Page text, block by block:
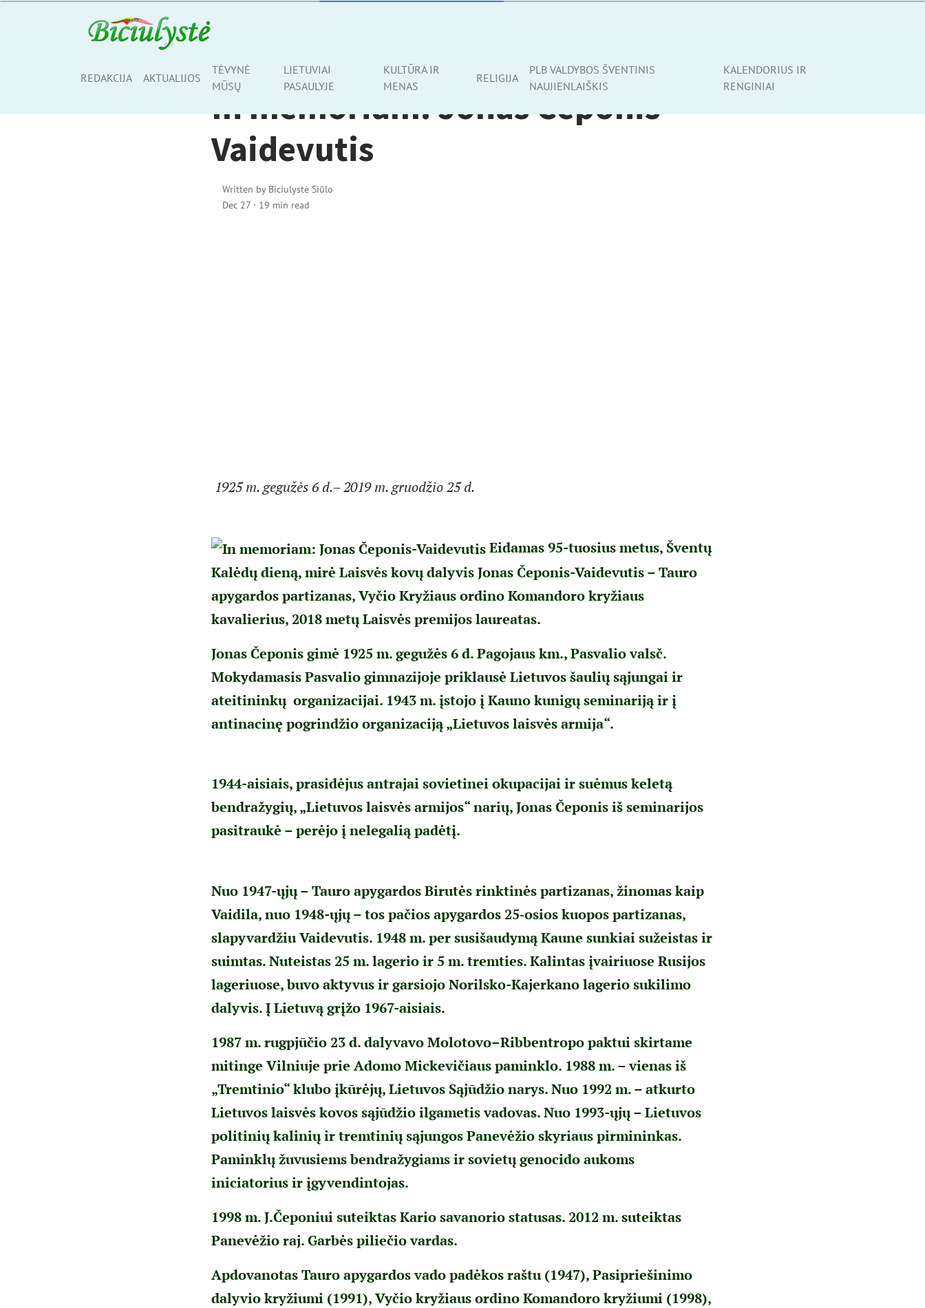
REDAKCIJA AKTUALIJOS
TĖVYNĖ
MŪSŲ
LIETUVIAI
PASAULYJE
KULTŪRA IR
MENAS
RELIGIJA
PLB VALDYBOS ŠVENTINIS
NAUJIENLAIŠKIS
KALENDORIUS IR
RENGINIAI
TĖVYNĖ MŪSŲ
In memoriam: Jonas Čeponis-
Vaidevutis
Written by Biciulystė Siūlo
Dec 27 · 19 min read
1925 m. gegužės 6 d.– 2019 m. gruodžio 25 d.
Eidamas 95-tuosius metus, Šventų
Kalėdų dieną, mirė Laisvės kovų dalyvis Jonas Čeponis-Vaidevutis – Tauro
apygardos partizanas, Vyčio Kryžiaus ordino Komandoro kryžiaus
kavalierius, 2018 metų Laisvės premijos laureatas.
Jonas Čeponis gimė 1925 m. gegužės 6 d. Pagojaus km., Pasvalio valsč.
Mokydamasis Pasvalio gimnazijoje priklausė Lietuvos šaulių sąjungai ir
ateitininkų organizacijai. 1943 m. įstojo į Kauno kunigų seminariją ir į
antinacinę pogrindžio organizaciją „Lietuvos laisvės armija“.
1944-aisiais, prasidėjus antrajai sovietinei okupacijai ir suėmus keletą
bendražygių, „Lietuvos laisvės armijos“ narių, Jonas Čeponis iš seminarijos
pasitraukė – perėjo į nelegalią padėtį.
Nuo 1947-ųjų – Tauro apygardos Birutės rinktinės partizanas, žinomas kaip
Vaidila, nuo 1948-ųjų – tos pačios apygardos 25‑osios kuopos partizanas,
slapyvardžiu Vaidevutis. 1948 m. per susišaudymą Kaune sunkiai sužeistas ir
suimtas. Nuteistas 25 m. lagerio ir 5 m. tremties. Kalintas įvairiuose Rusijos
lageriuose, buvo aktyvus ir garsiojo Norilsko-Kajerkano lagerio sukilimo
dalyvis. Į Lietuvą grįžo 1967-aisiais.
1987 m. rugpjūčio 23 d. dalyvavo Molotovo–Ribbentropo paktui skirtame
mitinge Vilniuje prie Adomo Mickevičiaus paminklo. 1988 m. – vienas iš
„Tremtinio“ klubo įkūrėjų, Lietuvos Sąjūdžio narys. Nuo 1992 m. – atkurto
Lietuvos laisvės kovos sąjūdžio ilgametis vadovas. Nuo 1993-ųjų – Lietuvos
politinių kalinių ir tremtinių sąjungos Panevėžio skyriaus pirmininkas.
Paminklų žuvusiems bendražygiams ir sovietų genocido aukoms
iniciatorius ir įgyvendintojas.
1998 m. J.Čeponiui suteiktas Kario savanorio statusas. 2012 m. suteiktas
Panevėžio raj. Garbės piliečio vardas.
Apdovanotas Tauro apygardos vado padėkos raštu (1947), Pasipriešinimo
dalyvio kryžiumi (1991), Vyčio kryžiaus ordino Komandoro kryžiumi (1998),
Share